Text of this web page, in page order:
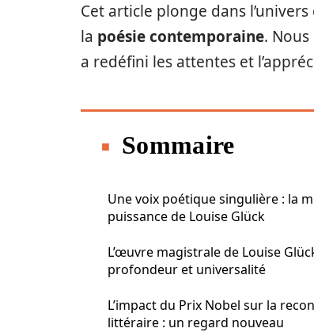
Cet article plonge dans
la poésie contemporaine.
a redéfini les attentes et
Sommaire
Une voix poétique singulière : la
puissance de Louise Glück
L’œuvre magistrale de Louise
profondeur et universalité
L’impact du Prix Nobel sur la
littéraire : un regard nouveau